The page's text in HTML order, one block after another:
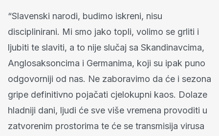
“Slavenski narodi, budimo iskreni, nisu
disciplinirani. Mi smo jako topli, volimo se grliti i
ljubiti te slaviti, a to nije slučaj sa Skandinavcima,
Anglosaksoncima i Germanima, koji su ipak puno
odgovorniji od nas. Ne zaboravimo da će i sezona
gripe definitivno pojačati cjelokupni kaos. Dolaze
hladniji dani, ljudi će sve više vremena provoditi u
zatvorenim prostorima te će se transmisija virusa